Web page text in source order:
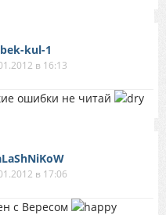
bek-kul-1
в 16:13
ошибки не читай
в 17:06
с Вересом